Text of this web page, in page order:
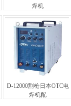
焊机
D-12000割枪日本OTC电
焊机配